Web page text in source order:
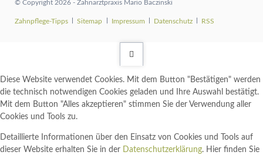
© Copyright 2026 - Zahnarztpraxis Mario Baczinski
Navigation
Zahnpflege-Tipps Sitemap Impressum Datenschutz RSS
Diese Website verwendet Cookies. Mit dem Button "Bestätigen" werden
die technisch notwendigen Cookies geladen und Ihre Auswahl bestätigt.
Mit dem Button "Alles akzeptieren" stimmen Sie der Verwendung aller
Cookies und Tools zu.
Detaillierte Informationen über den Einsatz von Cookies und Tools auf
dieser Website erhalten Sie in der Datenschutzerklärung. Hier finden Sie